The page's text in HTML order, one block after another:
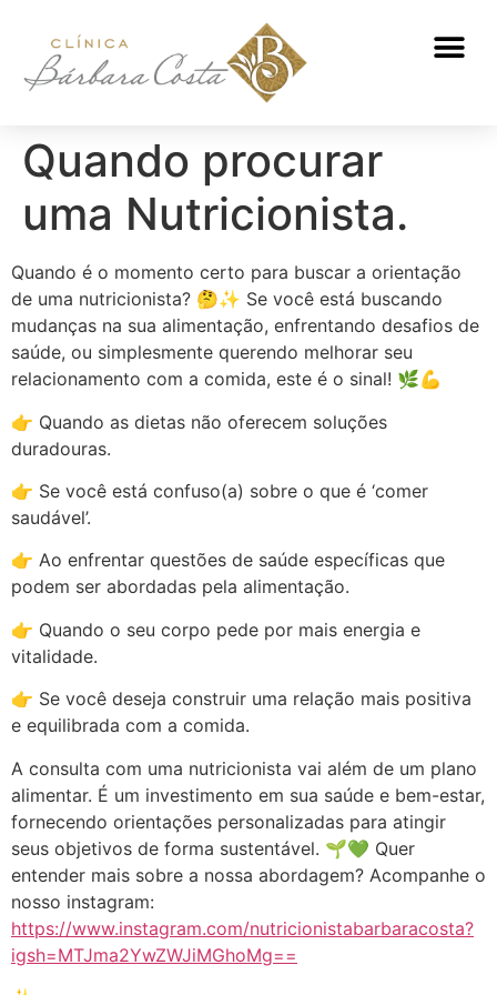
Quando procurar
uma Nutricionista.
Quando é o momento certo para buscar a orientação
de uma nutricionista? 🤔✨ Se você está buscando
mudanças na sua alimentação, enfrentando desafios de
saúde, ou simplesmente querendo melhorar seu
relacionamento com a comida, este é o sinal! 🌿💪
👉 Quando as dietas não oferecem soluções
duradouras.
👉 Se você está confuso(a) sobre o que é ‘comer
saudável’.
👉 Ao enfrentar questões de saúde específicas que
podem ser abordadas pela alimentação.
👉 Quando o seu corpo pede por mais energia e
vitalidade.
👉 Se você deseja construir uma relação mais positiva
e equilibrada com a comida.
A consulta com uma nutricionista vai além de um plano
alimentar. É um investimento em sua saúde e bem-estar,
fornecendo orientações personalizadas para atingir
seus objetivos de forma sustentável. 🌱💚 Quer
entender mais sobre a nossa abordagem? Acompanhe o
nosso instagram:
https://www.instagram.com/nutricionistabarbaracosta?
igsh=MTJma2YwZWJiMGhoMg==